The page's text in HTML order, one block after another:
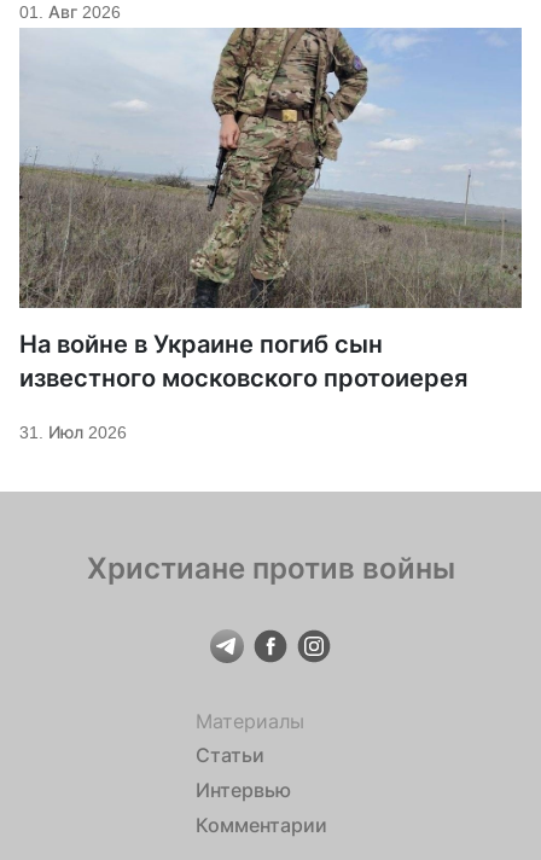
01. Авг 2026
На войне в Украине погиб сын
известного московского протоиерея
31. Июл 2026
Христиане против войны
Материалы
Статьи
Интервью
Комментарии